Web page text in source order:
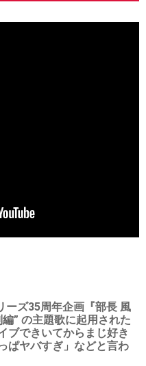
ーズ35周年企画『部長 風
” の主題歌に起用された
ブできいてからまじ好き
ぱヤバすぎ」などと言わ